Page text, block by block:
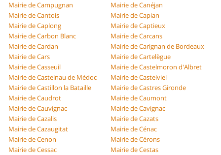
Mairie de Campugnan
Mairie de Canéjan
Mairie de Cantois
Mairie de Capian
Mairie de Caplong
Mairie de Captieux
Mairie de Carbon Blanc
Mairie de Carcans
Mairie de Cardan
Mairie de Carignan de Bordeaux
Mairie de Cars
Mairie de Cartelègue
Mairie de Casseuil
Mairie de Castelmoron d'Albret
Mairie de Castelnau de Médoc
Mairie de Castelviel
Mairie de Castillon la Bataille
Mairie de Castres Gironde
Mairie de Caudrot
Mairie de Caumont
Mairie de Cauvignac
Mairie de Cavignac
Mairie de Cazalis
Mairie de Cazats
Mairie de Cazaugitat
Mairie de Cénac
Mairie de Cenon
Mairie de Cérons
Mairie de Cessac
Mairie de Cestas